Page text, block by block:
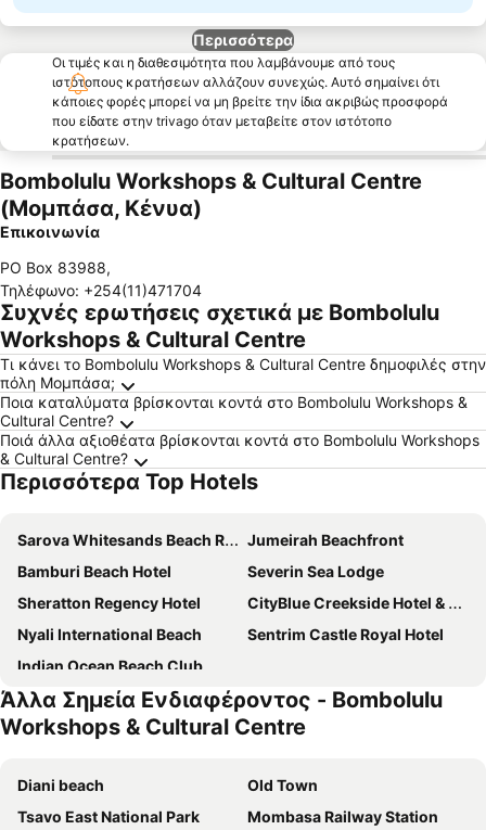
Περισσότερα
Οι τιμές και η διαθεσιμότητα που λαμβάνουμε από τους
ιστότοπους κρατήσεων αλλάζουν συνεχώς. Αυτό σημαίνει ότι
κάποιες φορές μπορεί να μη βρείτε την ίδια ακριβώς προσφορά
που είδατε στην trivago όταν μεταβείτε στον ιστότοπο
κρατήσεων.
Bombolulu Workshops & Cultural Centre
(Μομπάσα, Κένυα)
Επικοινωνία
PO Box 83988,
Τηλέφωνο: +254(11)471704
Συχνές ερωτήσεις σχετικά με Bombolulu
Workshops & Cultural Centre
Τι κάνει το Bombolulu Workshops & Cultural Centre δημοφιλές στην
πόλη Μομπάσα;
Ποια καταλύματα βρίσκονται κοντά στο Bombolulu Workshops &
Cultural Centre?
Ποιά άλλα αξιοθέατα βρίσκονται κοντά στο Bombolulu Workshops
& Cultural Centre?
Περισσότερα Top Hotels
Sarova Whitesands Beach Resort & Spa
Jumeirah Beachfront
Bamburi Beach Hotel
Severin Sea Lodge
Sheratton Regency Hotel
CityBlue Creekside Hotel & Suites
Nyali International Beach
Sentrim Castle Royal Hotel
Indian Ocean Beach Club
Άλλα Σημεία Ενδιαφέροντος - Bombolulu
Workshops & Cultural Centre
Diani beach
Old Town
Tsavo East National Park
Mombasa Railway Station